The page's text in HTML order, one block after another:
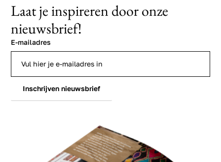
Laat je inspireren door onze
nieuwsbrief!
E-mailadres
Inschrijven nieuwsbrief